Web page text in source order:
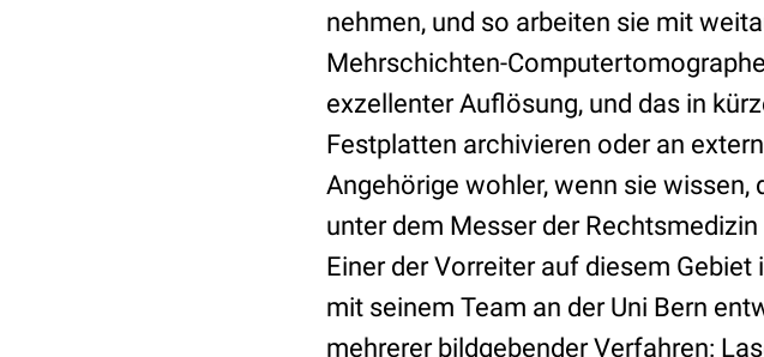
nehmen, und so arbeiten sie mit
Mehrschichten-
exzellenter Auflösung, und das in
Festplatten archivieren oder an
Angehörige wohler, wenn sie
unter dem Messer der Rechtsmedizin
Einer der Vorreiter auf diesem
mit seinem Team an der Uni Bern
mehrerer bildgebender Verfahren: